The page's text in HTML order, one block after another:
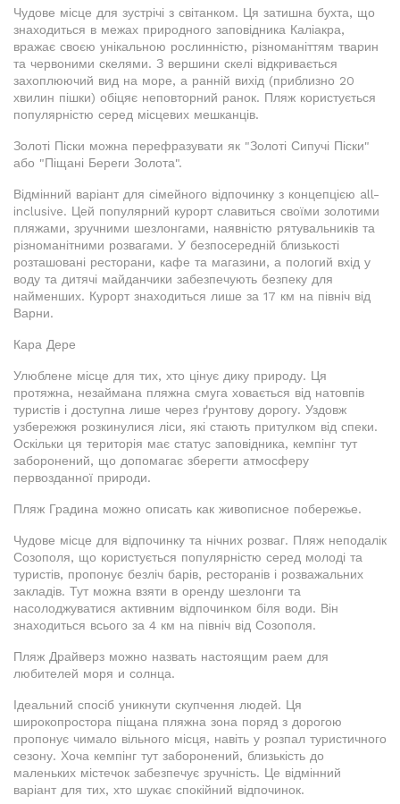
Чудове місце для зустрічі з світанком. Ця затишна бухта, що
знаходиться в межах природного заповідника Каліакра,
вражає своєю унікальною рослинністю, різноманіттям тварин
та червоними скелями. З вершини скелі відкривається
захоплюючий вид на море, а ранній вихід (приблизно 20
хвилин пішки) обіцяє неповторний ранок. Пляж користується
популярністю серед місцевих мешканців.
Золоті Піски можна перефразувати як "Золоті Сипучі Піски"
або "Піщані Береги Золота".
Відмінний варіант для сімейного відпочинку з концепцією all-
inclusive. Цей популярний курорт славиться своїми золотими
пляжами, зручними шезлонгами, наявністю рятувальників та
різноманітними розвагами. У безпосередній близькості
розташовані ресторани, кафе та магазини, а пологий вхід у
воду та дитячі майданчики забезпечують безпеку для
найменших. Курорт знаходиться лише за 17 км на північ від
Варни.
Кара Дере
Улюблене місце для тих, хто цінує дику природу. Ця
протяжна, незаймана пляжна смуга ховається від натовпів
туристів і доступна лише через ґрунтову дорогу. Уздовж
узбережжя розкинулися ліси, які стають притулком від спеки.
Оскільки ця територія має статус заповідника, кемпінг тут
заборонений, що допомагає зберегти атмосферу
первозданної природи.
Пляж Градина можно описать как живописное побережье.
Чудове місце для відпочинку та нічних розваг. Пляж неподалік
Созополя, що користується популярністю серед молоді та
туристів, пропонує безліч барів, ресторанів і розважальних
закладів. Тут можна взяти в оренду шезлонги та
насолоджуватися активним відпочинком біля води. Він
знаходиться всього за 4 км на північ від Созополя.
Пляж Драйверз можно назвать настоящим раем для
любителей моря и солнца.
Ідеальний спосіб уникнути скупчення людей. Ця
широкопростора піщана пляжна зона поряд з дорогою
пропонує чимало вільного місця, навіть у розпал туристичного
сезону. Хоча кемпінг тут заборонений, близькість до
маленьких містечок забезпечує зручність. Це відмінний
варіант для тих, хто шукає спокійний відпочинок.